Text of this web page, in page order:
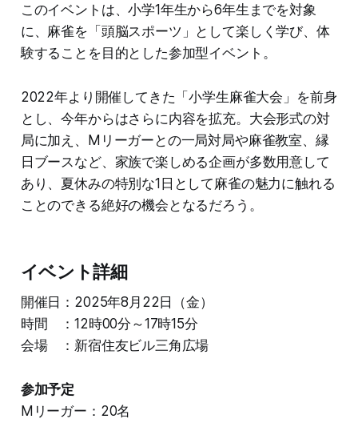
このイベントは、小学1年生から6年生までを対象
に、麻雀を「頭脳スポーツ」として楽しく学び、体
験することを目的とした参加型イベント。
2022年より開催してきた「小学生麻雀大会」を前身
とし、今年からはさらに内容を拡充。大会形式の対
局に加え、Mリーガーとの一局対局や麻雀教室、縁
日ブースなど、家族で楽しめる企画が多数用意して
あり、夏休みの特別な1日として麻雀の魅力に触れる
ことのできる絶好の機会となるだろう。
イベント詳細
開催日：2025年8月22日（金）
時間 ：12時00分～17時15分
会場 ：新宿住友ビル三角広場
参加予定
Mリーガー：20名